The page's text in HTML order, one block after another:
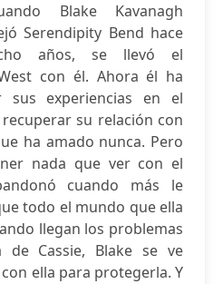
Blake Kavanagh
Serendipity Bend hace
años, se llevó el
con él. Ahora él ha
sus experiencias en el
su relación con
ha amado nunca. Pero
nada que ver con el
cuando más le
todo el mundo que ella
llegan los problemas
Cassie, Blake se ve
ella para protegerla. Y